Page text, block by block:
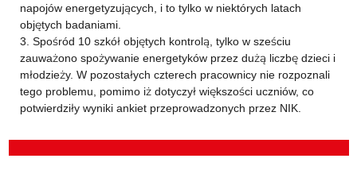
napojów energetyzujących, i to tylko w niektórych latach
objętych badaniami.
3. Spośród 10 szkół objętych kontrolą, tylko w sześciu
zauważono spożywanie energetyków przez dużą liczbę dzieci i
młodzieży. W pozostałych czterech pracownicy nie rozpoznali
tego problemu, pomimo iż dotyczył większości uczniów, co
potwierdziły wyniki ankiet przeprowadzonych przez NIK.